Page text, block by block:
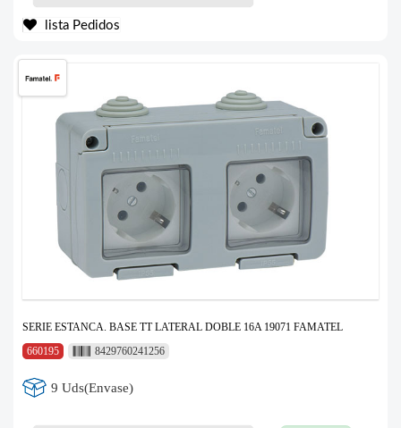
lista Pedidos
SERIE ESTANCA. BASE TT LATERAL DOBLE 16A 19071 FAMATEL
660195
8429760241256
9 Uds(Envase)